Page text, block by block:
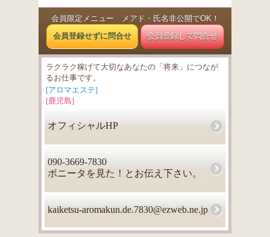
会員限定メニュー メアド・氏名非公開でOK！
会員登録せずに問合せ
会員登録して問合せ
ラクラク稼げて大切なあなたの「将来」につなが
るお仕事です。
[アロマエステ]
[鹿児島]
オフィシャルHP
090-3669-7830
ボニータを見た！とお伝え下さい。
kaiketsu-aromakun.de.7830@ezweb.ne.jp